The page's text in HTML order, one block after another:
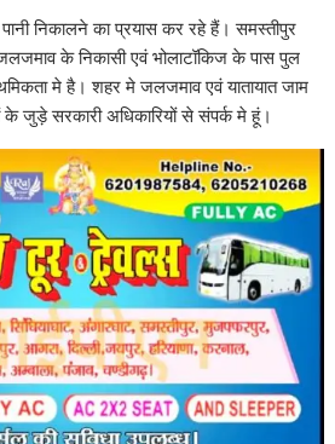
निकालने का प्रयास कर रहे हैं। समस्तीपुर
के निकासी एवं भोलाटॉकिज के पास पुल
मे है। शहर मे जलजमाव एवं यातायात जाम
के जुड़े सरकारी अधिकारियों से संपर्क मे हूं।